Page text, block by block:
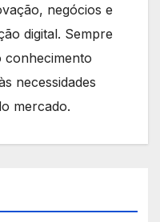
negócios e
digital. Sempre
conhecimento
necessidades
mercado.